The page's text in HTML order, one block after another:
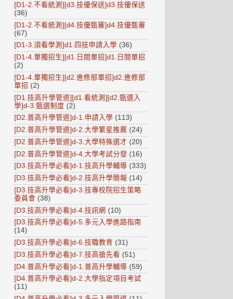
[D1-2.不看統測][d3.技優保送]d3.技優保送
(36)
[D1-2.不看統測][d4.技優甄審]d4.技優甄審
(67)
[D1-3.須看學測]d1.四技申請入學 (36)
[D1-4.單獨招生][d1.日間單招]d1.日間單招
(2)
[D1-4.單獨招生][d2.進修部單招]d2.進修部
單招 (2)
[D1.技高升學管道][d1.看統測][d2.甄選入
學]d-3.甄選制度 (2)
[D2.普高升學管道]d-1.申請入學 (113)
[D2.普高升學管道]d-2.大學繁星推薦 (24)
[D2.普高升學管道]d-3.大學特殊選才 (20)
[D2.普高升學管道]d-4.大學考試分發 (16)
[D3.技高升學必看]d-1.技高升學輔導 (333)
[D3.技高升學必看]d-2.技高升學簡報 (14)
[D3.技高升學必看]d-3.技專校院招生策略
委員會 (38)
[D3.技高升學必看]d-4.技訊網 (10)
[D3.技高升學必看]d-5.多元入學進路指南
(14)
[D3.技高升學必看]d-6.技職教育 (31)
[D3.技高升學必看]d-7.技高搶先看 (51)
[D4.普高升學必看]d-1.普高升學輔導 (59)
[D4.普高升學必看]d-2.大學指定項目考試
(11)